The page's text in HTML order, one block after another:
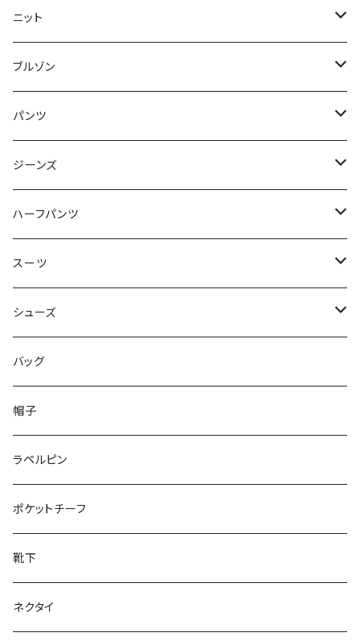
50/XL～
48/L
50/XL～
46/M
48/L
50/XL～
～44/S
46/M
48/L
50/XL～
ニット
～44/S
46/M
48/L
50/XL～
ブルゾン
～44/S
46/M
48/L
50/XL～
パンツ
～44/S
46/M
48/L
50/XL～
ジーンズ
～44/S
46/M
48/L
50/XL～
ハーフパンツ
～44/S
46/M
48/L
50/XL～
スーツ
～44/S
46/M
48/L
50/XL～
シューズ
～25.5cm
26cm～
27cm～
28cm～
バッグ
帽子
ラペルピン
ポケットチーフ
靴下
ネクタイ